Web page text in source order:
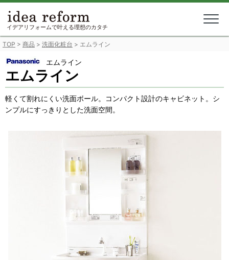
Skip
content
イデアリフォームで叶える理想のカタチ
TOP > 商品 > 洗面化粧台 > エムライン
エムライン
エムライン
軽くて割れにくい洗面ボール。コンパクト設計のキャビネット。シ
ンプルにすっきりとした洗面空間。